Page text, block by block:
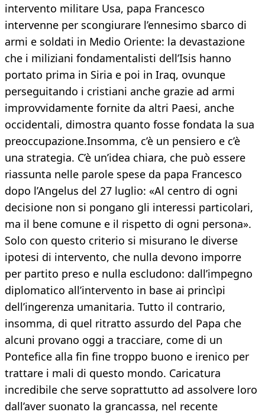
intervento militare Usa, papa Francesco
intervenne per scongiurare l’ennesimo sbarco di
armi e soldati in Medio Oriente: la devastazione
che i miliziani fondamentalisti dell’Isis hanno
portato prima in Siria e poi in Iraq, ovunque
perseguitando i cristiani anche grazie ad armi
improvvidamente fornite da altri Paesi, anche
occidentali, dimostra quanto fosse fondata la sua
preoccupazione.Insomma, c’è un pensiero e c’è
una strategia. C’è un’idea chiara, che può essere
riassunta nelle parole spese da papa Francesco
dopo l’Angelus del 27 luglio: «Al centro di ogni
decisione non si pongano gli interessi particolari,
ma il bene comune e il rispetto di ogni persona».
Solo con questo criterio si misurano le diverse
ipotesi di intervento, che nulla devono imporre
per partito preso e nulla escludono: dall’impegno
diplomatico all’intervento in base ai princìpi
dell’ingerenza umanitaria. Tutto il contrario,
insomma, di quel ritratto assurdo del Papa che
alcuni provano oggi a tracciare, come di un
Pontefice alla fin fine troppo buono e irenico per
trattare i mali di questo mondo. Caricatura
incredibile che serve soprattutto ad assolvere loro
dall’aver suonato la grancassa, nel recente